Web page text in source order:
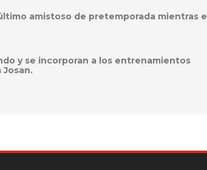
amistoso de pretemporada mientras el
y se incorporan a los entrenamientos